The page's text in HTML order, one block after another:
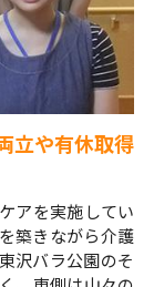
立や有休取得
アを実施してい
築きながら介護
沢バラ公園のそ